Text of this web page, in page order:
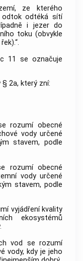
ze kterého
odtok odtéká sítí
i jezer do
toku (obvykle
11 se označuje
§ 2a, který zní:
rozumí obecné
vody určené
stavem, podle
rozumí obecné
vody určené
stavem, podle
vyjádření kvality
ekosystémů
vod se rozumí
vody, kdy je jeho